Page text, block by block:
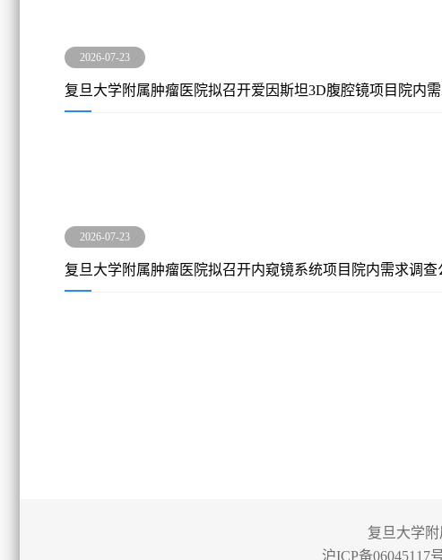
2026-07-23
复旦大学附属肿瘤医院拟召开爱因斯坦3D腹腔镜项目院内
2026-07-23
复旦大学附属肿瘤医院拟召开内窥镜系统项目院内需求调查
复旦大学
沪ICP备06045117